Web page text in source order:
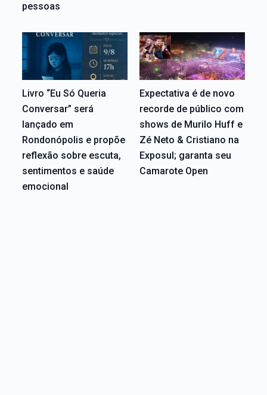
pessoas
Livro “Eu Só Queria
Conversar” será
lançado em
Rondonópolis e propõe
reflexão sobre escuta,
sentimentos e saúde
emocional
Expectativa é de novo
recorde de público com
shows de Murilo Huff e
Zé Neto & Cristiano na
Exposul; garanta seu
Camarote Open